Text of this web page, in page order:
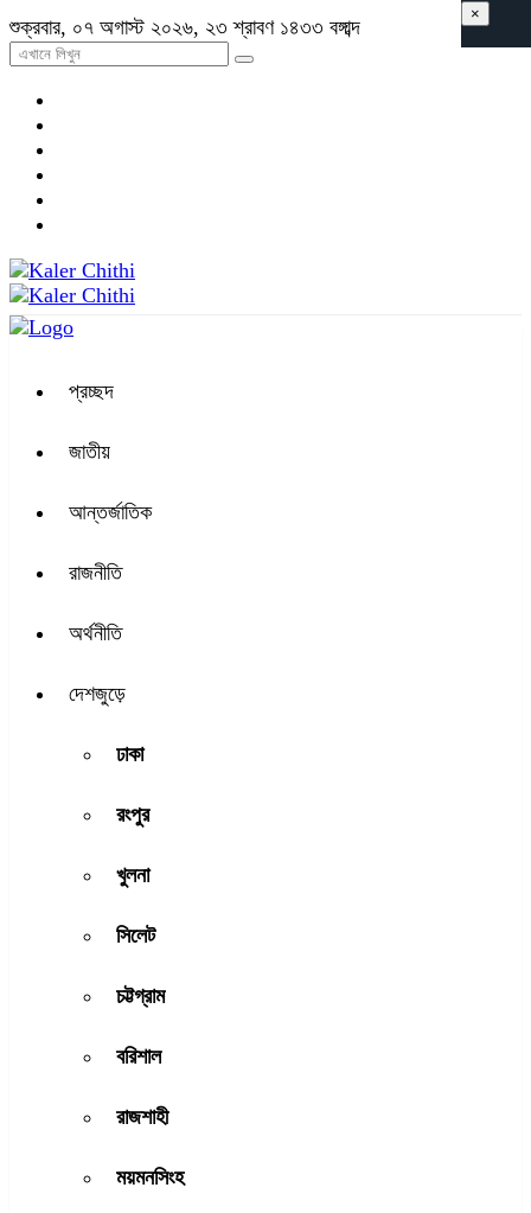
শুক্রবার, ০৭ অগাস্ট ২০২৬, ২৩ শ্রাবণ ১৪৩৩ বঙ্গাব্দ
প্রচ্ছদ
জাতীয়
আন্তর্জাতিক
রাজনীতি
অর্থনীতি
দেশজুড়ে
ঢাকা
রংপুর
খুলনা
সিলেট
চট্টগ্রাম
বরিশাল
রাজশাহী
ময়মনসিংহ
×